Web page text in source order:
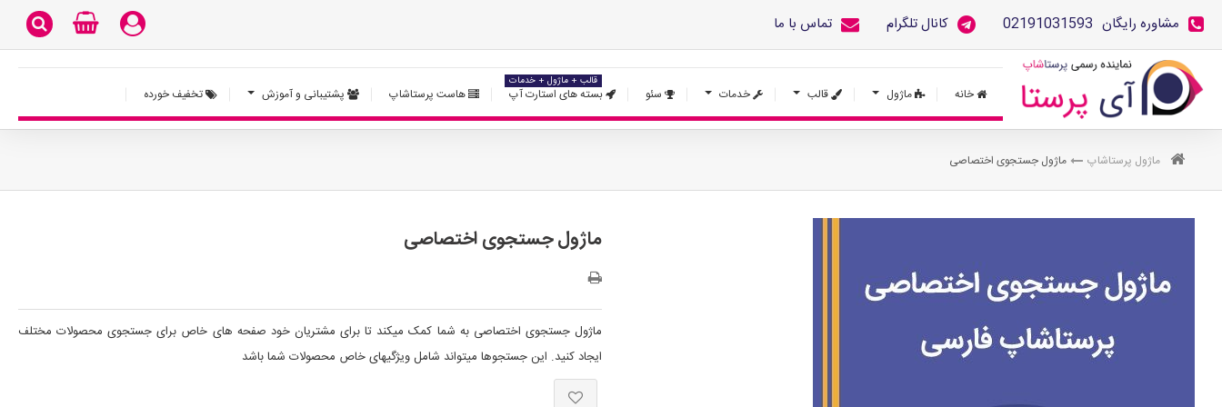
مشاوره رایگان 02191031593 کانال تلگرام تماس با ما
خانه ماژول قالب خدمات سئو بسته های استارت آپ
قالب + ماژول + خدمات
هاست پرستاشاپ پشتیبانی و آموزش تخفیف خورده
ماژول پرستاشاپ ماژول جستجوی اختصاصی
ماژول جستجوی اختصاصی
ماژول جستجوی اختصاصی به شما کمک میکند تا برای مشتریان خود صفحه های خاص برای جستجوی محصولات مختلف
ایجاد کنید. این جستجوها میتواند شامل ویژگیهای خاص محصولات شما باشد